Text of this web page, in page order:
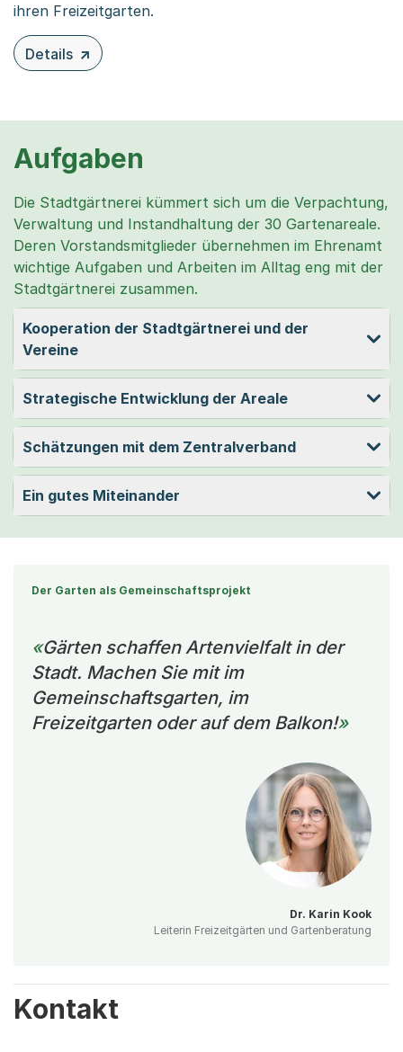
ihren Freizeitgarten.
Details
zu diesem Inhalt: Pachtwiki
Aufgaben
Die Stadtgärtnerei kümmert sich um die Verpachtung,
Verwaltung und Instandhaltung der 30 Gartenareale.
Deren Vorstandsmitglieder übernehmen im Ehrenamt
wichtige Aufgaben und Arbeiten im Alltag eng mit der
Stadtgärtnerei zusammen.
Kooperation der Stadtgärtnerei und der
Vereine
Strategische Entwicklung der Areale
Schätzungen mit dem Zentralverband
Ein gutes Miteinander
Der Garten als Gemeinschaftsprojekt
Gärten schaffen Artenvielfalt in der
Stadt. Machen Sie mit im
Gemeinschaftsgarten, im
Freizeitgarten oder auf dem Balkon!
Dr. Karin Kook
Leiterin Freizeitgärten und Gartenberatung
Kontakt